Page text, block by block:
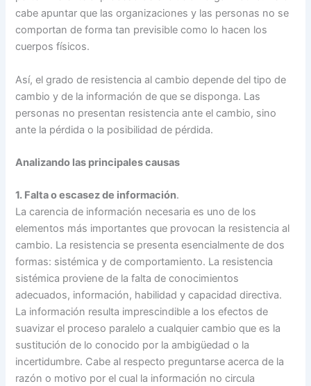
cabe apuntar que las organizaciones y las personas no se
comportan de forma tan previsible como lo hacen los
cuerpos físicos.
Así, el grado de resistencia al cambio depende del tipo de
cambio y de la información de que se disponga. Las
personas no presentan resistencia ante el cambio, sino
ante la pérdida o la posibilidad de pérdida.
Analizando las principales causas
1. Falta o escasez de información.
La carencia de información necesaria es uno de los
elementos más importantes que provocan la resistencia al
cambio. La resistencia se presenta esencialmente de dos
formas: sistémica y de comportamiento. La resistencia
sistémica proviene de la falta de conocimientos
adecuados, información, habilidad y capacidad directiva.
La información resulta imprescindible a los efectos de
suavizar el proceso paralelo a cualquier cambio que es la
sustitución de lo conocido por la ambigüedad o la
incertidumbre. Cabe al respecto preguntarse acerca de la
razón o motivo por el cual la información no circula